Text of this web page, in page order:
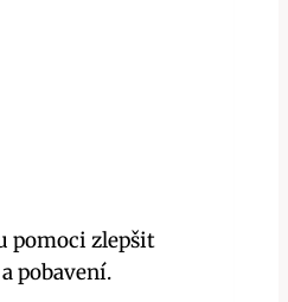
pomoci zlepšit
pobavení.